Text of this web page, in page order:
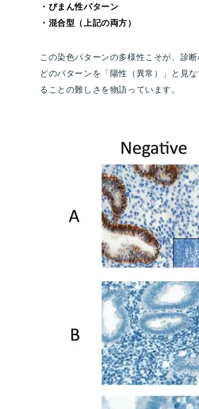
・びまん性パターン
・混合型（上記の両方）
この染色パターンの多様性こそが、診
どのパターンを「陽性（異常）」と見
ることの難しさを物語っています。